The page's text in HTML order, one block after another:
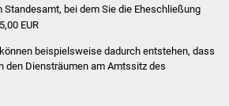
Ukraine-Hilfe
Standesamt, bei dem Sie die Eheschließung
EUR
beispielsweise dadurch entstehen, dass
den Diensträumen am Amtssitz des